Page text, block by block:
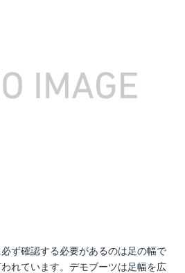
ず確認する必要があるのは足の幅で
れています。デモブーツは足幅を広